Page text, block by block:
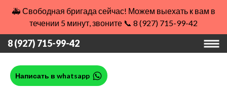
🚑 Свободная бригада сейчас! Можем выехать к вам в
течении 5 минут, звоните 📞 8 (927) 715-99-42
8 (927) 715-99-42
Написать в whatsapp